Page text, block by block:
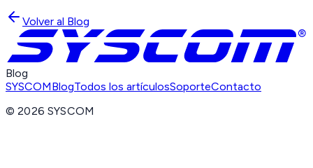
Volver al Blog
Blog
SYSCOMBlogTodos los artículosSoporteContacto
©2026 SYSCOM